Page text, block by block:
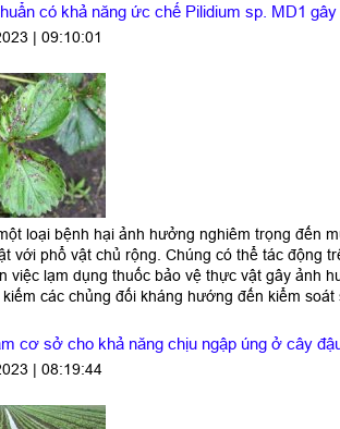
có khả năng ức chế Pilidium sp. MD1
| 09:10:01
ột loại bệnh hại ảnh hưởng nghiêm trọng đến
t với phổ vật chủ rộng. Chúng có thể tác động
n việc lạm dụng thuốc bảo vệ thực vật gây ảnh
kiếm các chủng đối kháng hướng đến kiểm soát
cơ sở cho khả năng chịu ngập úng ở cây
| 08:19:44